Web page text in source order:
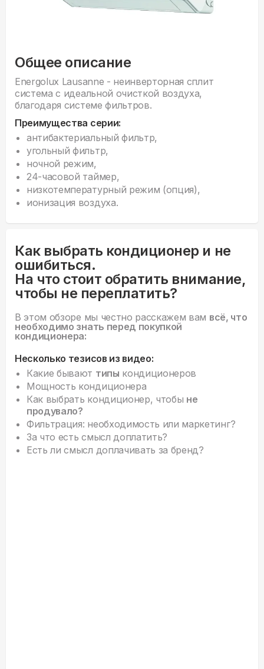
Общее описание
Energolux Lausanne - неинверторная сплит
система с идеальной очисткой воздуха,
благодаря системе фильтров.
Преимущества серии:
антибактериальный фильтр,
угольный фильтр,
ночной режим,
24-часовой таймер,
низкотемпературный режим (опция),
ионизация воздуха.
Как выбрать кондиционер и не
ошибиться.
На что стоит обратить внимание,
чтобы не переплатить?
В этом обзоре мы честно расскажем вам всё, что
необходимо знать перед покупкой
кондиционера:
Несколько тезисов из видео:
Какие бывают типы кондиционеров
Мощность кондиционера
Как выбрать кондиционер, чтобы не
продувало?
Фильтрация: необходимость или маркетинг?
За что есть смысл доплатить?
Есть ли смысл доплачивать за бренд?